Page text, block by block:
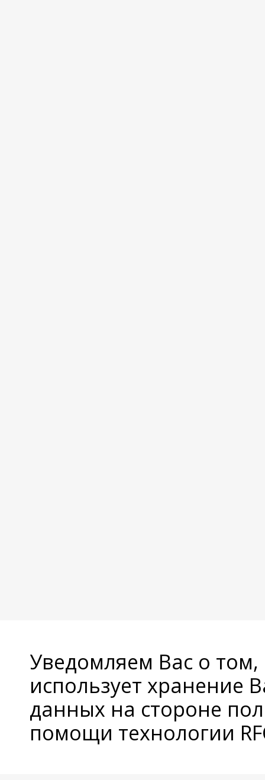
Уведомляем Вас о
использует хранение
данных на стороне
помощи технологии